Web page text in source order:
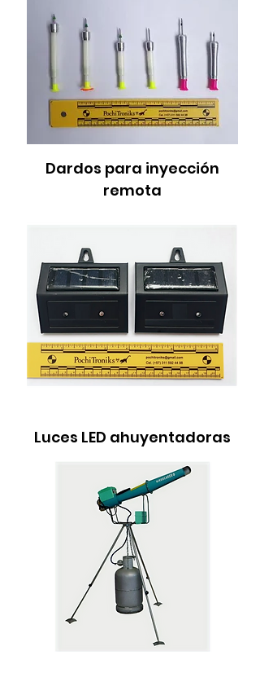
Dardos para inyección
remota
Luces LED ahuyentadoras